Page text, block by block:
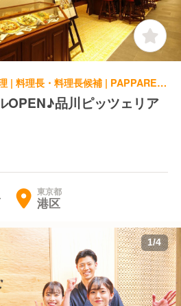
イタリアン, 洋食・西洋料理 | 料理長・料理長候補 | PAPPARE NAPOLI
OPEN♪品川ピッツェリア
東京都
港区
1/4